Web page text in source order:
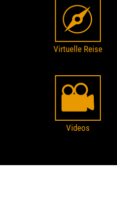
Virtuelle Reise
Videos